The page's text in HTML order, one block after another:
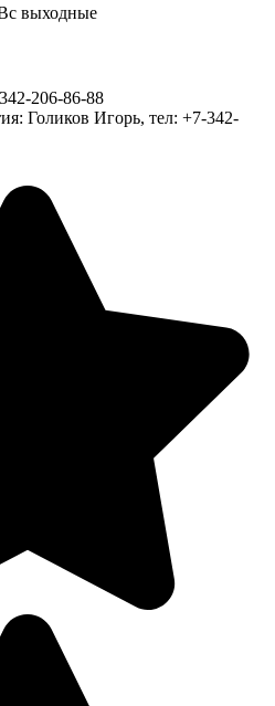
выходные
206-86-88
Голиков Игорь, тел: +7-342-